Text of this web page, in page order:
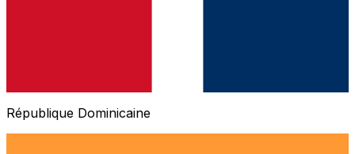
République Dominicaine